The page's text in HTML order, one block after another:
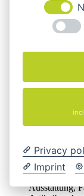
Wir
Unsere
selbständigen
Hinweis zu
Die
Ausstattung,
Privacy
Imprint